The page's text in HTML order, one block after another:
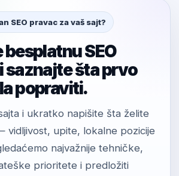
SEO pravac za vaš sajt?
SEO
saznajte šta prvo
popraviti.
i ukratko napišite šta želite
vidljivost, upite, lokalne pozicije
najvažnije tehničke,
prioritete i predložiti